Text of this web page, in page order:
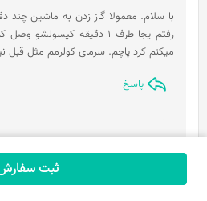
ثبت
ت
رفتم یجا طرف ۱ دقیقه
میکنم کرد پاچم. سرمای کولرمم مثل قبل
پاسخ
ت